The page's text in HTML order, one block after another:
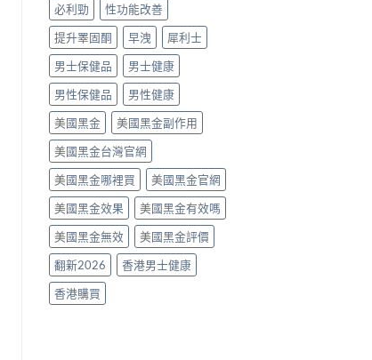
必利勁
性功能改善
提升睪固酮
早洩
犀利士
男士保健品
男士健康
男性保健品
男性健康
美國黑金
美國黑金副作用
美國黑金台灣官網
美國黑金哪裡買
美國黑金官網
美國黑金效果
美國黑金有效嗎
美國黑金無效
美國黑金評價
翻新2026
香港男士健康
香港購買